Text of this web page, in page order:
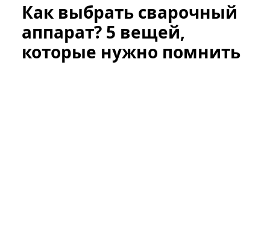
Как выбрать сварочный
аппарат? 5 вещей,
которые нужно помнить